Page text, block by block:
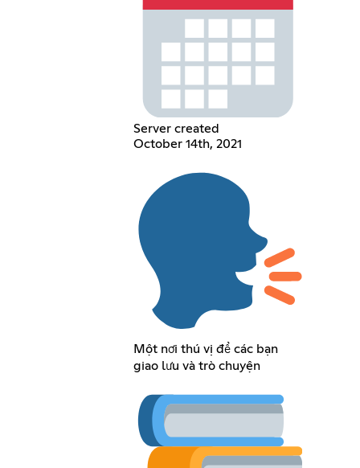
Server created
October 14th, 2021
Một nơi thú vị để các bạn
giao lưu và trò chuyện